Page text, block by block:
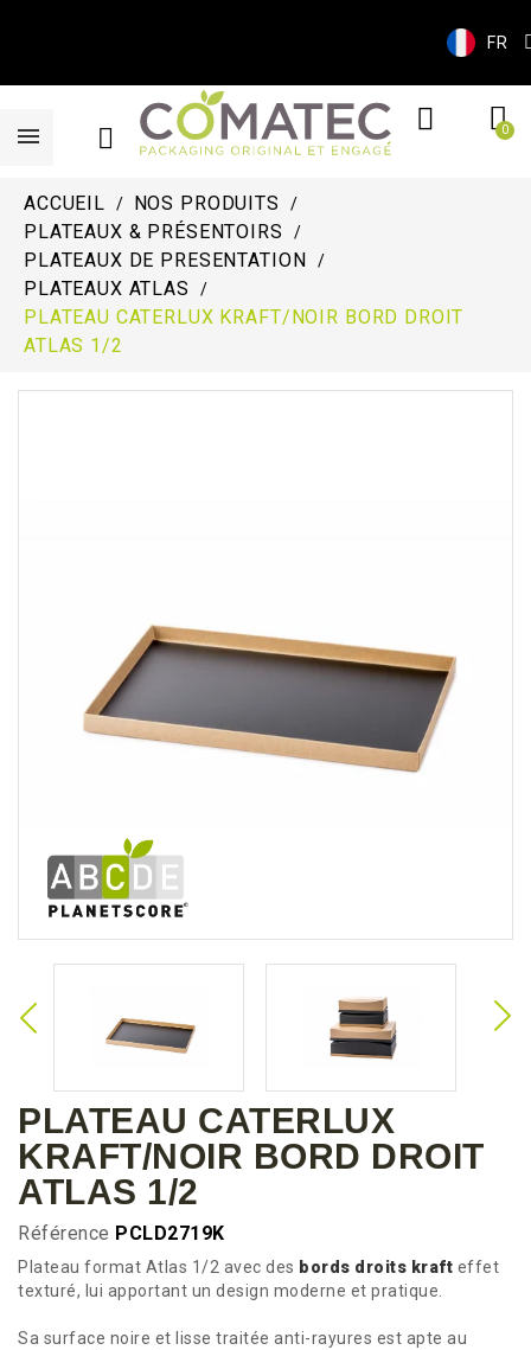
FR
ACCUEIL
NOS PRODUITS
PLATEAUX & PRÉSENTOIRS
PLATEAUX DE PRESENTATION
PLATEAUX ATLAS
PLATEAU CATERLUX KRAFT/NOIR BORD DROIT
ATLAS 1/2
PLATEAU CATERLUX
KRAFT/NOIR BORD DROIT
ATLAS 1/2
Référence PCLD2719K
Plateau format Atlas 1/2 avec des bords droits kraft effet
texturé, lui apportant un design moderne et pratique.
Sa surface noire et lisse traitée anti-rayures est apte au